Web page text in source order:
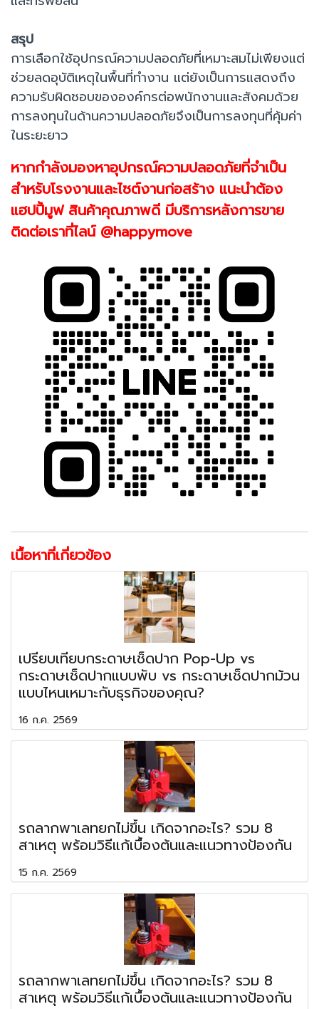
สรุป
การเลือกใช้อุปกรณ์ความปลอดภัยที่เหมาะสมไม่เพียงแต่
ช่วยลดอุบัติเหตุในพื้นที่ทำงาน แต่ยังเป็นการแสดงถึง
ความรับผิดชอบขององค์กรต่อพนักงานและสังคมด้วย
การลงทุนในด้านความปลอดภัยจึงเป็นการลงทุนที่คุ้มค่า
ในระยะยาว
หากกำลังมองหาอุปกรณ์ความปลอดภัยที่จำเป็น
สำหรับโรงงานและไซต์งานก่อสร้าง แนะนำต้อง
แฮปปี้มูฟ สินค้าคุณภาพดี มีบริการหลังการขาย
ติดต่อเราที่ไลน์ @happymove
เนื้อหาที่เกี่ยวข้อง
เปรียบเทียบกระดาษเช็ดปาก Pop-Up vs
กระดาษเช็ดปากแบบพับ vs กระดาษเช็ดปากม้วน
แบบไหนเหมาะกับธุรกิจของคุณ?
16 ก.ค. 2569
รถลากพาเลทยกไม่ขึ้น เกิดจากอะไร? รวม 8
สาเหตุ พร้อมวิธีแก้เบื้องต้นและแนวทางป้องกัน
15 ก.ค. 2569
รถลากพาเลทยกไม่ขึ้น เกิดจากอะไร? รวม 8
สาเหตุ พร้อมวิธีแก้เบื้องต้นและแนวทางป้องกัน